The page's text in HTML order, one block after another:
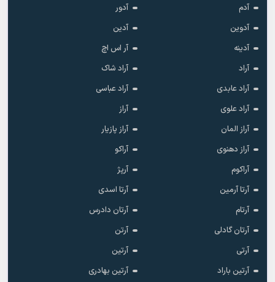
آدم
آدور
آدوین
آدین
آدینه
آر اس اچ
آراد
آراد شاک
آراد عابدی
آراد عباسی
آراد علوی
آراز
آراز المان
آراز پازیار
آراز دهنوی
آراکو
آراکوم
آرپژ
آرتا آرمین
آرتا اسدی
آرتام
آرتان دادرس
آرتان گادلی
آرتن
آرتی
آرتین
آرتین باراد
آرتین بهادری